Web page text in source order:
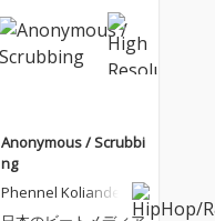
年の創作活動の新たな
更新が記録された全5
曲、Pentagraph。HIP
ような彼の制作意欲や
アイデア、そしてセン
スが高純度で表現され
た内容となりあらゆる
Anonymous / Scrubbi
ng
Phennel Koliander